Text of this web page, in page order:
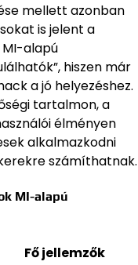
mellett azonban
is jelent a
alapú
hiszen már
a jó helyezéshez.
tartalmon, a
élményen
alkalmazkodni
számíthatnak.
MI-alapú
Fő jellemzők